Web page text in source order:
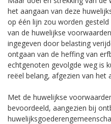
het aangaan van deze
op één lijn zou worden
van de huwelijkse
ingegeven door belasting
ontgaan van de heffing van
echtgenoten gevolgde weg is
reëel belang, afgezien van het
Met de huwelijkse
bevoordeeld, aangezien bij